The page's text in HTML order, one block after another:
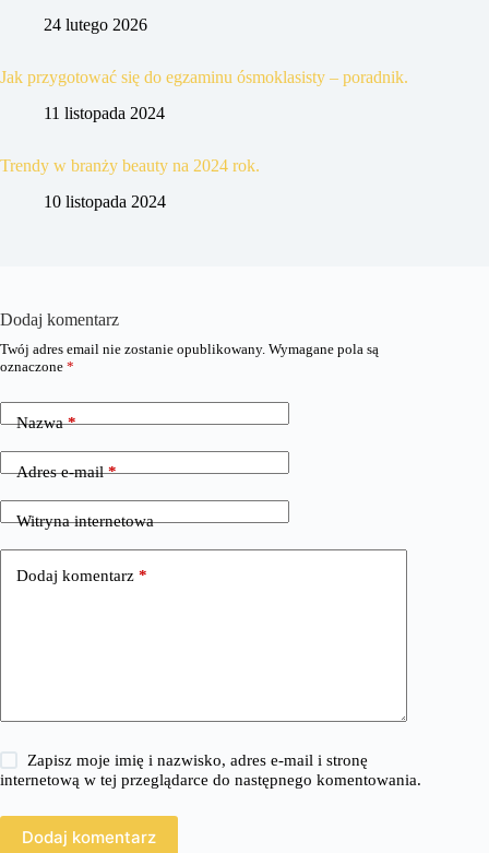
24 lutego 2026
Jak przygotować się do egzaminu ósmoklasisty – poradnik.
11 listopada 2024
Trendy w branży beauty na 2024 rok.
10 listopada 2024
Dodaj komentarz
Twój adres email nie zostanie opublikowany. Wymagane pola są
oznaczone *
Nazwa*
Adres e-mail*
Witryna internetowa
Dodaj komentarz *
Zapisz moje imię i nazwisko, adres e-mail i stronę
internetową w tej przeglądarce do następnego komentowania.
Dodaj komentarz